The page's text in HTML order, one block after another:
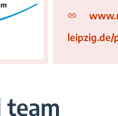
leipzig.de/
team